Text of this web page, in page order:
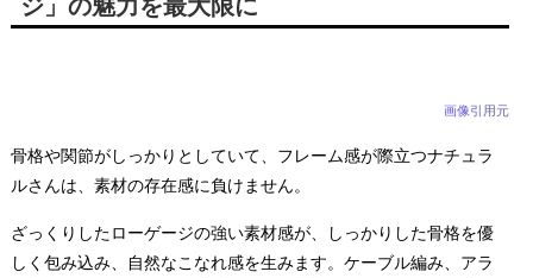
ジ」の魅力を最大限に
画像引用元
骨格や関節がしっかりとしていて、フレーム感が際立つナチュラ
ルさんは、素材の存在感に負けません。
ざっくりしたローゲージの強い素材感が、しっかりした骨格を優
しく包み込み、自然なこなれ感を生みます。ケーブル編み、アラ